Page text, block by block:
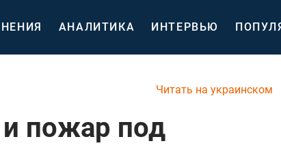
АНАЛИТИКА ИНТЕРВЬЮ
Читать на украинском
пожар под